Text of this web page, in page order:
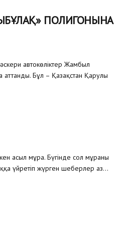
ПОЛИГОНЫНА
автокөліктер Жамбыл
Бұл – Қазақстан Қарулы
асыл мұра. Бүгінде сол мұраны
үйретіп жүрген шеберлер аз...